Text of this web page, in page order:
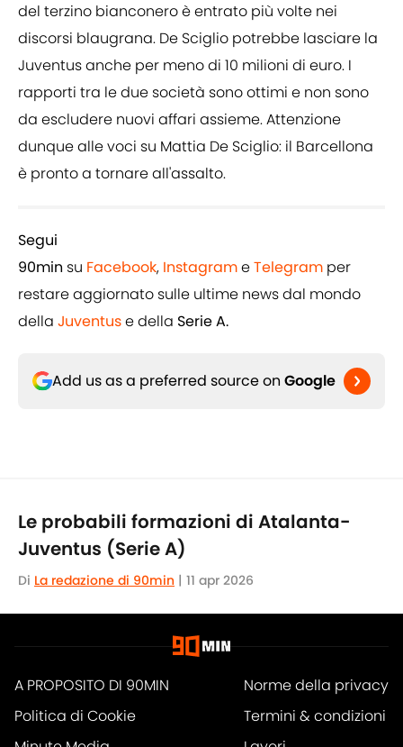
del terzino bianconero è entrato più volte nei
discorsi blaugrana. De Sciglio potrebbe lasciare la
Juventus anche per meno di 10 milioni di euro. I
rapporti tra le due società sono ottimi e non sono
da escludere nuovi affari assieme. Attenzione
dunque alle voci su Mattia De Sciglio: il Barcellona
è pronto a tornare all'assalto.
Segui
90min su Facebook, InstagrameTelegram per
restare aggiornato sulle ultime news dal mondo
della Juventuse della Serie A.
Add us as a preferred source on Google
Le probabili formazioni di Atalanta-
Juventus (Serie A)
Di La redazione di 90min | 11 apr 2026
A PROPOSITO DI 90MIN
Norme della privacy
Politica di Cookie
Termini & condizioni